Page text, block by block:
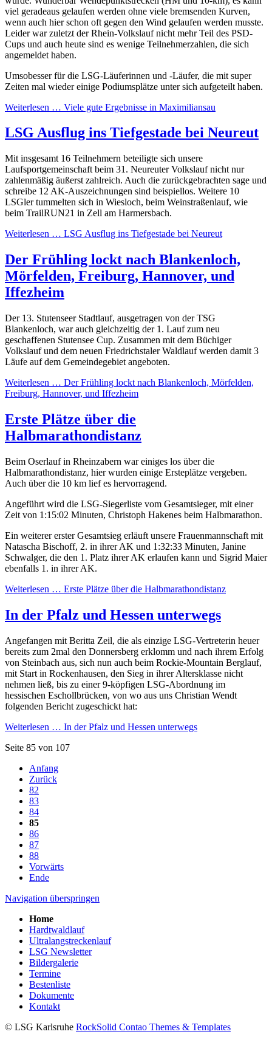
viel geradeaus gelaufen werden ohne viele bremsenden Kurven,
wenn auch hier schon oft gegen den Wind gelaufen werden musste.
Leider war zuletzt der Rhein-Volkslauf nicht mehr Teil des PSD-
Cups und auch heute sind es wenige Teilnehmerzahlen, die sich
angemeldet haben.
Umsobesser für die LSG-Läuferinnen und -Läufer, die mit super
Zeiten mal wieder einige Podiumsplätze unter sich aufgeteilt haben.
Weiterlesen … Viele gute Ergebnisse in Maximiliansau
LSG Ausflug ins Tiefgestade bei Neureut
Mit insgesamt 16 Teilnehmern beteiligte sich unsere
Laufsportgemeinschaft beim 31. Neureuter Volkslauf nicht nur
zahlenmäßig äußerst zahlreich. Auch die zurückgebrachten sage und
schreibe 12 AK-Auszeichnungen sind beispiellos. Weitere 10
LSGler tummelten sich in Wiesloch, beim Weinstraßenlauf, wie
beim TrailRUN21 in Zell am Harmersbach.
Weiterlesen … LSG Ausflug ins Tiefgestade bei Neureut
Der Frühling lockt nach Blankenloch,
Mörfelden, Freiburg, Hannover, und
Iffezheim
Der 13. Stutenseer Stadtlauf, ausgetragen von der TSG
Blankenloch, war auch gleichzeitig der 1. Lauf zum neu
geschaffenen Stutensee Cup. Zusammen mit dem Büchiger
Volkslauf und dem neuen Friedrichstaler Waldlauf werden damit 3
Läufe auf dem Gemeindegebiet angeboten.
Weiterlesen … Der Frühling lockt nach Blankenloch, Mörfelden,
Freiburg, Hannover, und Iffezheim
Erste Plätze über die
Halbmarathondistanz
Beim Oserlauf in Rheinzabern war einiges los über die
Halbmarathondistanz, hier wurden einige Ersteplätze vergeben.
Auch über die 10 km lief es hervorragend.
Angeführt wird die LSG-Siegerliste vom Gesamtsieger, mit einer
Zeit von 1:15:02 Minuten, Christoph Hakenes beim Halbmarathon.
Ein weiterer erster Gesamtsieg erläuft unsere Frauenmannschaft mit
Natascha Bischoff, 2. in ihrer AK und 1:32:33 Minuten, Janine
Schwalger, die den 1. Platz ihrer AK erlaufen kann und Sigrid Maier
ebenfalls 1. in ihrer AK.
Weiterlesen … Erste Plätze über die Halbmarathondistanz
In der Pfalz und Hessen unterwegs
Angefangen mit Beritta Zeil, die als einzige LSG-Vertreterin heuer
bereits zum 2mal den Donnersberg erklomm und nach ihrem Erfolg
von Steinbach aus, sich nun auch beim Rockie-Mountain Berglauf,
mit Start in Rockenhausen, den Sieg in ihrer Altersklasse nicht
nehmen ließ, bis zu einer 9-köpfigen LSG-Abordnung im
hessischen Eschollbrücken, von wo aus uns Christian Wendt
folgenden Bericht zugeschickt hat:
Weiterlesen … In der Pfalz und Hessen unterwegs
Seite 85 von 107
Anfang
Zurück
82
83
84
85
86
87
88
Vorwärts
Ende
Navigation überspringen
Home
Hardtwaldlauf
Ultralangstreckenlauf
LSG Newsletter
Bildergalerie
Termine
Bestenliste
Dokumente
Kontakt
© LSG Karlsruhe RockSolid Contao Themes & Templates